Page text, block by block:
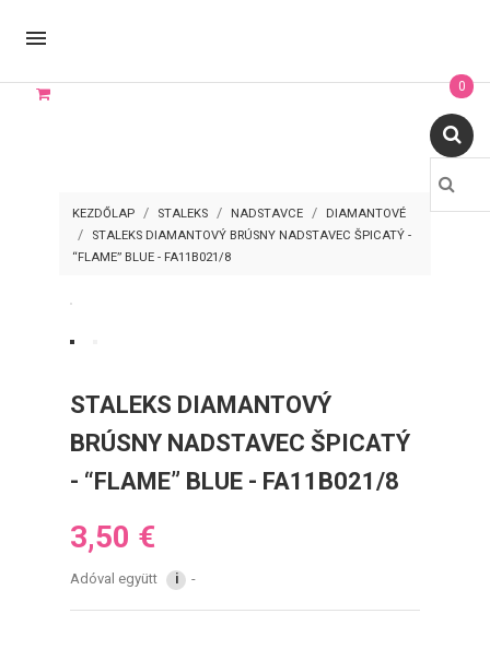

0
KEZDŐLAP STALEKS NADSTAVCE
DIAMANTOVÉ
STALEKS DIAMANTOVÝ BRÚSNY NADSTAVEC ŠPICATÝ -
“FLAME” BLUE - FA11B021/8
STALEKS DIAMANTOVÝ
BRÚSNY NADSTAVEC ŠPICATÝ
- “FLAME” BLUE - FA11B021/8
3,50 €
Adóval együtt i